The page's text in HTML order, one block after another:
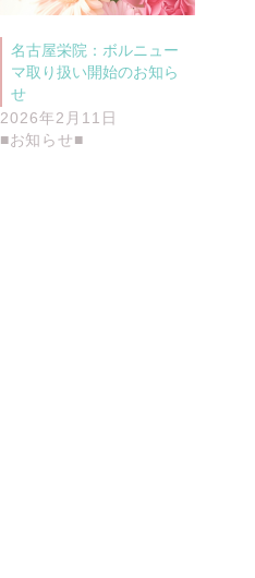
名古屋栄院：ボルニュー
マ取り扱い開始のお知ら
せ
2026年2月11日
■お知らせ■